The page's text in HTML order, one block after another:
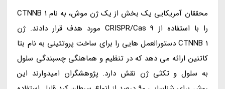
محققان آمریکایی یک بخش از یک ژن موش، به نام CTNNB 1
را با استفاده از CRISPR/Cas 9 مورد هدف قرار دادند. ژن
CTNNB 1 دستورالعمل هایی را برای ساخت پروتئینی به نام بتا
کاتنین ارائه می دهد که در تنظیم و هماهنگی چسبندگی سلول
به سلول و تکثی ژن نقش دارد. پژوهشگران امیدوارند این